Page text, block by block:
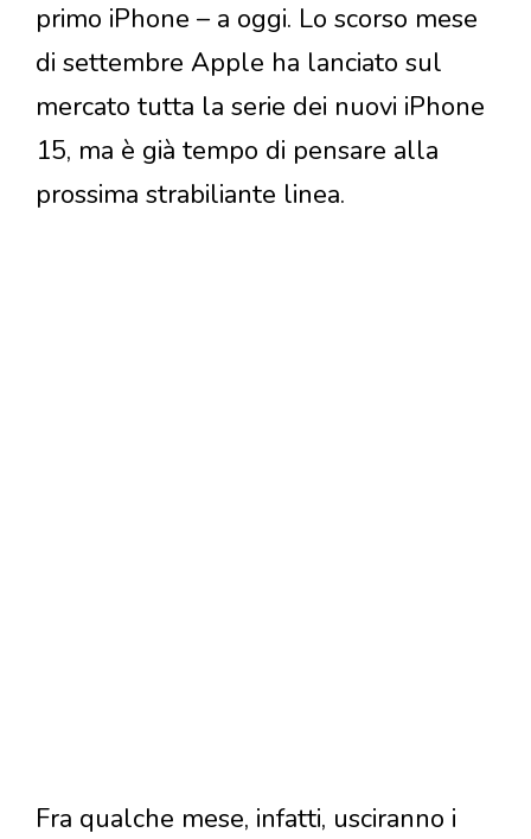
primo iPhone – a oggi. Lo scorso mese
di settembre Apple ha lanciato sul
mercato tutta la serie dei nuovi iPhone
15, ma è già tempo di pensare alla
prossima strabiliante linea.
Fra qualche mese, infatti, usciranno i